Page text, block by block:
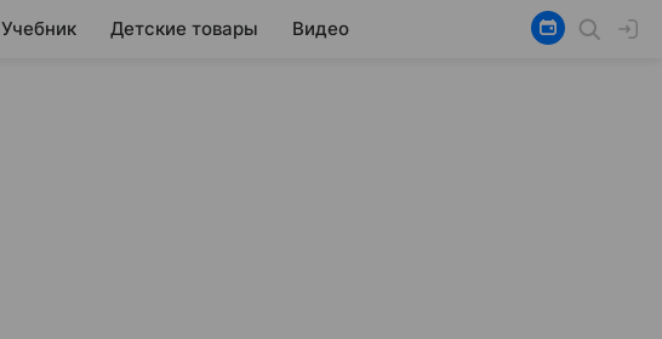
Учебник Детские товары Видео